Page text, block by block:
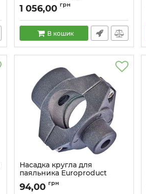
Артикул: KA0017
1 056,00 грн
В кошик
Насадка кругла для
паяльника Europroduct
EP.WS020R PPR труб 20mm
(EP6107)
94,00 грн